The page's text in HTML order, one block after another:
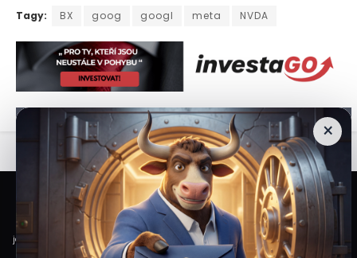
Společnosti Blackstone a Google ​ oznámily vytvoření
Tagy: BX goog googl meta NVDA
×
Veškeré informace a materiály zveřejněné na internetových stránkách
Burzovního Světa vycházejí z veřejně dostupných a důvěryhodných zdrojů. Při
jejich zpracování je postupováno s odbornou péčí a cílem poskytovat čtenářům